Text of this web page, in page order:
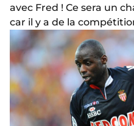
avec Fred ! Ce sera un
car il y a de la